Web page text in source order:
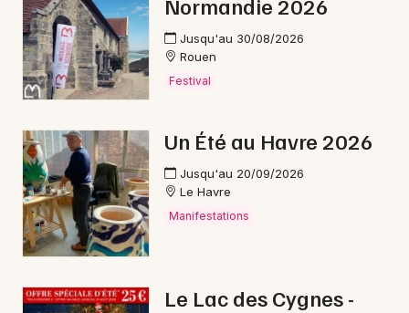
Jusqu'au 30/08/2026
Rouen
Festival
Un Été au Havre 2026
Jusqu'au 20/09/2026
Le Havre
Manifestations
Le Lac des Cygnes -